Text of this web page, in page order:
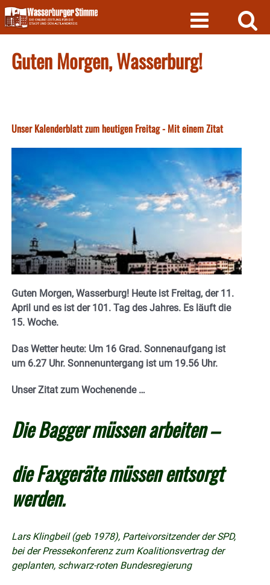
Skip
to
content
Guten Morgen, Wasserburg!
Unser Kalenderblatt zum heutigen Freitag - Mit einem Zitat
Guten Morgen, Wasserburg! Heute ist Freitag, der 11.
April und es ist der 101. Tag des Jahres. Es läuft die
15. Woche.
Das Wetter heute: Um 16 Grad. Sonnenaufgang ist
um 6.27 Uhr. Sonnenuntergang ist um 19.56 Uhr.
Unser Zitat zum Wochenende …
Die Bagger müssen arbeiten –
die Faxgeräte müssen entsorgt
werden.
Lars Klingbeil (geb 1978), Parteivorsitzender der SPD,
bei der Pressekonferenz zum Koalitionsvertrag der
geplanten, schwarz-roten Bundesregierung